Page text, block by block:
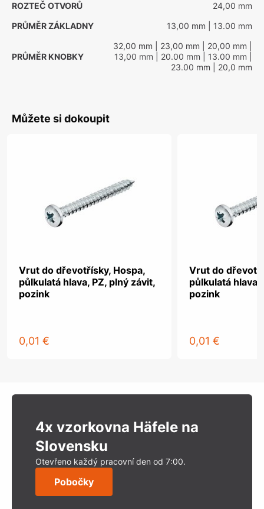
ROZTEČ OTVORŮ
24,00 mm
PRŮMĚR ZÁKLADNY
13,00 mm | 13.00 mm
PRŮMĚR KNOBKY
32,00 mm | 23,00 mm | 20,00 mm
13,00 mm | 20.00 mm | 13.00 mm
23.00 mm | 20,0 mm
Můžete si dokoupit
Vrut do dřevotřísky, Hospa,
půlkulatá hlava, PZ, plný závit,
pozink
0,01 €
Vrut do
půlkulatá hlava,
pozink
0,01 €
4x vzorkovna Häfele na
Slovensku
Otevřeno každý pracovní den od 7:00.
Pobočky